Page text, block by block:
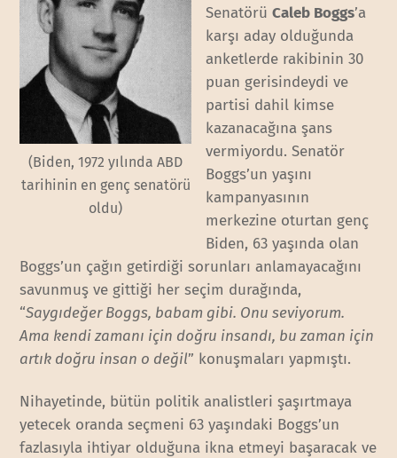
(Biden, 1972 yılında ABD
tarihinin en genç senatörü
oldu)
SenatörüCaleb Boggs’a
karşı aday olduğunda
anketlerde rakibinin 30
puan gerisindeydi ve
partisi dahil kimse
kazanacağına şans
vermiyordu. Senatör
Boggs’un yaşını
kampanyasının
merkezine oturtan genç
Biden, 63 yaşında olan
Boggs’un çağın getirdiği sorunları anlamayacağını
savunmuş ve gittiği her seçim durağında,
“Saygıdeğer Boggs, babam gibi. Onu seviyorum.
Ama kendi zamanı için doğru insandı, bu zaman için
artık doğru insan o değil” konuşmaları yapmıştı.
Nihayetinde, bütün politik analistleri şaşırtmaya
yetecek oranda seçmeni 63 yaşındaki Boggs’un
fazlasıyla ihtiyar olduğuna ikna etmeyi başaracak ve